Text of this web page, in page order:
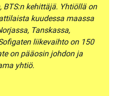
kehittäjä. Yhtiöllä on
kuudessa maassa
Tanskassa,
liikevaihto on 150
on pääosin johdon ja
yhtiö.